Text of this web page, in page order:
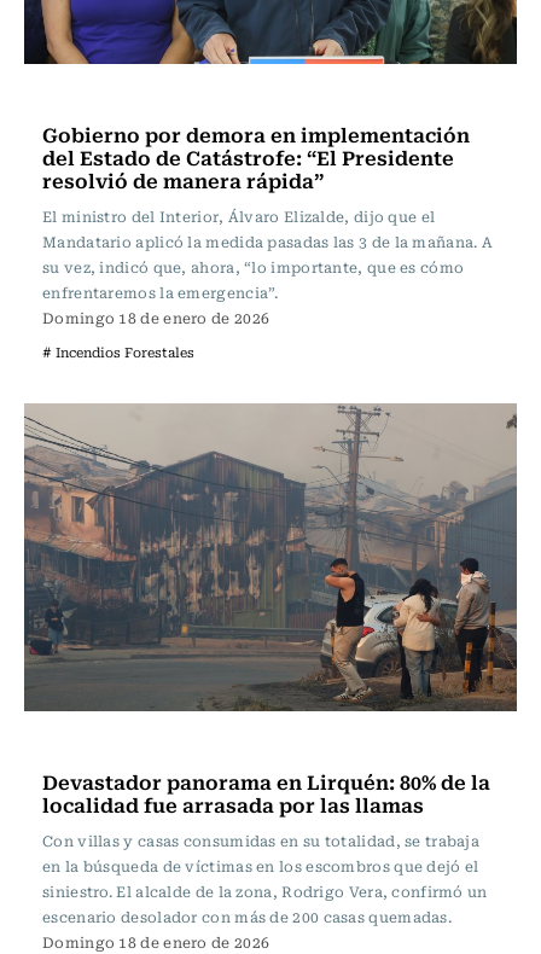
Gobierno por demora en implementación
del Estado de Catástrofe: “El Presidente
resolvió de manera rápida”
El ministro del Interior, Álvaro Elizalde, dijo que el
Mandatario aplicó la medida pasadas las 3 de la mañana. A
su vez, indicó que, ahora, “lo importante, que es cómo
enfrentaremos la emergencia”.
Domingo 18 de enero de 2026
# Incendios Forestales
Devastador panorama en Lirquén: 80% de la
localidad fue arrasada por las llamas
Con villas y casas consumidas en su totalidad, se trabaja
en la búsqueda de víctimas en los escombros que dejó el
siniestro. El alcalde de la zona, Rodrigo Vera, confirmó un
escenario desolador con más de 200 casas quemadas.
Domingo 18 de enero de 2026